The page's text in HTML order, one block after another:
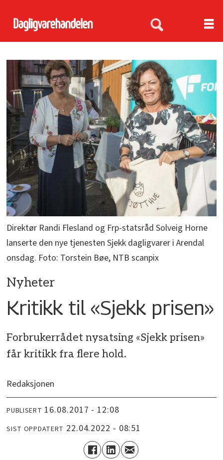
Direktør Randi Flesland og Frp-statsråd Solveig Horne
lanserte den nye tjenesten Sjekk dagligvarer i Arendal
onsdag. Foto: Torstein Bøe, NTB scanpix
Nyheter
Kritikk til «Sjekk prisen»
Forbrukerrådet nysatsing «Sjekk prisen»
får kritikk fra flere hold.
Redaksjonen
PUBLISERT 16.08.2017 - 12:08
SIST OPPDATERT 22.04.2022 - 08:51